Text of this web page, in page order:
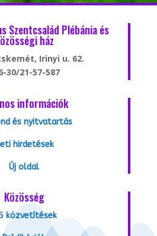
Szentcsalád Plébánia és
ház
Irinyi u. 62.
30/21-57-587
információk
és nyitvatartás
hirdetések
Új oldal
Közösség
közvetítések